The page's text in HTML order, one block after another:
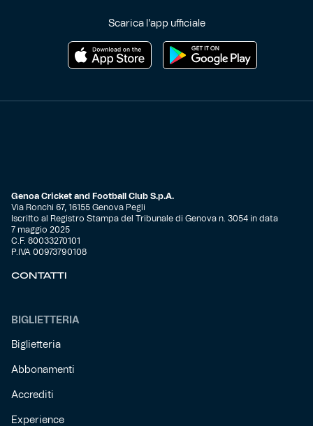
Scarica l'app ufficiale
Genoa Cricket and Football Club S.p.A.
Via Ronchi 67, 16155 Genova Pegli
Iscritto al Registro Stampa del Tribunale di Genova n. 3054 in data
7 maggio 2025
C.F. 80033270101
P.IVA 00973790108
CONTATTI
BIGLIETTERIA
Biglietteria
Abbonamenti
Accrediti
Experience